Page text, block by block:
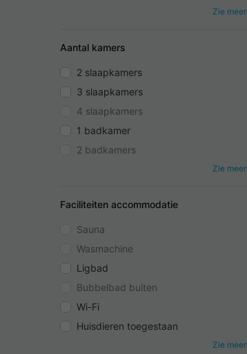
Zie meer
Aantal kamers
2 slaapkamers
3 slaapkamers
4 slaapkamers
1 badkamer
2 badkamers
Zie meer
Faciliteiten accommodatie
Sauna
Wasmachine
Ligbad
Bubbelbad buiten
Wi-Fi
Huisdieren toegestaan
Zie meer